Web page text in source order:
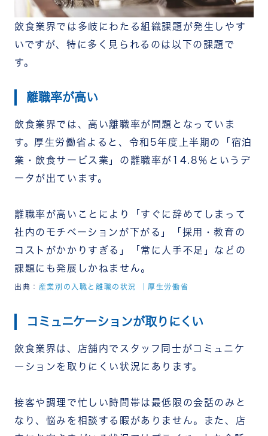
「RECOG」
まとめ
飲食業界では多岐にわたる組織課題が発生しやす
いですが、特に多く見られるのは以下の課題で
す。
離職率が高い
飲食業界では、高い離職率が問題となっていま
す。厚生労働省よると、令和5年度上半期の「宿泊
業・飲食サービス業」の離職率が14.8％というデ
ータが出ています。
離職率が高いことにより「すぐに辞めてしまって
社内のモチベーションが下がる」「採用・教育の
コストがかかりすぎる」「常に人手不足」などの
課題にも発展しかねません。
出典： 産業別の入職と離職の状況 ｜厚生労働省
コミュニケーションが取りにくい
飲食業界は、店舗内でスタッフ同士がコミュニケ
ーションを取りにくい状況にあります。
接客や調理で忙しい時間帯は最低限の会話のみと
なり、悩みを相談する暇がありません。また、店